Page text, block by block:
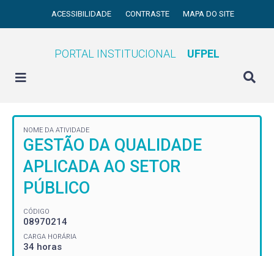
ACESSIBILIDADE CONTRASTE MAPA DO SITE
PORTAL INSTITUCIONAL UFPEL
NOME DA ATIVIDADE
GESTÃO DA QUALIDADE
APLICADA AO SETOR
PÚBLICO
CÓDIGO
08970214
CARGA HORÁRIA
34 horas